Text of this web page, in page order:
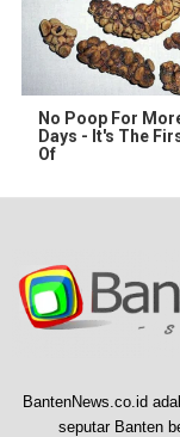
No Poop For
Days - It's The
Of
BantenNews.co.id
seputar Banten